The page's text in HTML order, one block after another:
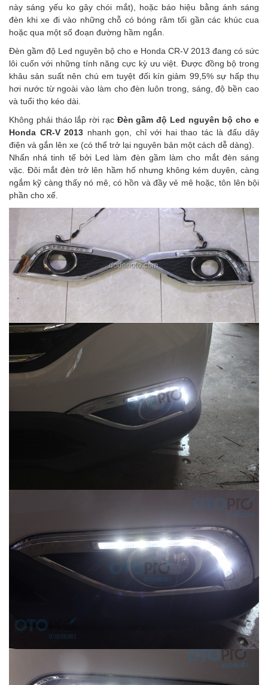
này sáng yếu ko gây chói mắt), hoặc báo hiệu bằng ánh sáng
đèn khi xe đi vào những chỗ có bóng râm tối gần các khúc cua
hoặc qua một số đoạn đường hầm ngắn.
Đèn gầm độ Led nguyên bộ cho e Honda CR-V 2013 đang có sức
lôi cuốn với những tính năng cực kỳ ưu việt. Được đồng bộ trong
khâu sản suất nên chú em tuyệt đối kín giảm 99,5% sự hấp thụ
hơi nước từ ngoài vào làm cho đèn luôn trong, sáng, độ bền cao
và tuổi thọ kéo dài.
Không phải tháo lắp rời rạc Đèn gầm độ Led nguyên bộ cho e
Honda CR-V 2013 nhanh gọn, chỉ với hai thao tác là đấu dây
điện và gắn lên xe (có thể trở lại nguyên bản một cách dễ dàng).
Nhấn nhá tinh tế bởi Led làm đèn gầm làm cho mắt đèn sáng
vặc. Đôi mắt đèn trở lên hầm hố nhưng không kém duyên, càng
ngắm kỹ càng thấy nó mê, có hồn và đầy vẻ mê hoặc, tôn lên bội
phần cho xế.